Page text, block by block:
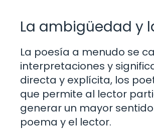
La ambigüedad y
La poesía a menudo se
interpretaciones y
directa y explícita, los
que permite al lector
generar un mayor
poema y el lector.